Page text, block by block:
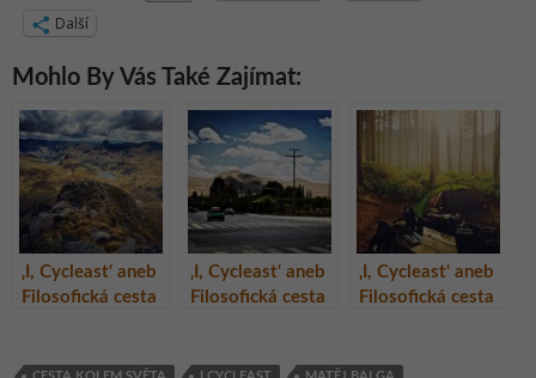
Další
Mohlo By Vás Také Zajímat:
‚I, Cycleast‘ aneb
Filosofická cesta
Ždímání suché
‚I, Cycleast‘ aneb
Filosofická cesta
Konec Hedvábné
‚I, Cycleast‘ aneb
Filosofická cesta
Volání divočiny